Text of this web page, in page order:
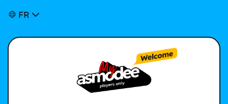
FR